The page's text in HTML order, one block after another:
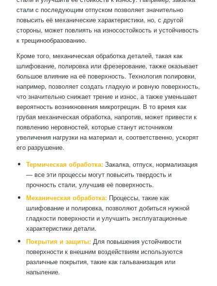
стали с последующим отпуском позволяет значительно
повысить её механические характеристики, но, с другой
стороны, может повлиять на износостойкость и устойчивость
к трещинообразованию.
Кроме того, механическая обработка деталей, такая как
шлифование, полировка или фрезерование, также оказывает
большое влияние на её поверхность. Технология полировки,
например, позволяет создать гладкую и ровную поверхность,
что значительно снижает трение и износ, а также уменьшает
вероятность возникновения микротрещин. В то время как
грубая механическая обработка, напротив, может привести к
появлению неровностей, которые станут источником
увеличения нагрузки на материал и, соответственно, ускорят
его разрушение.
Термическая обработка:Закалка, отпуск, нормализация
— все эти процессы могут повысить твердость и
прочность стали, улучшив её поверхность.
Механическая обработка:Процессы, такие как
шлифование и полировка, позволяют добиться нужной
гладкости поверхности и улучшить эксплуатационные
характеристики детали.
Покрытия и защиты:Для повышения устойчивости
поверхности к внешним воздействиям используются
различные покрытия, такие как гальванизация или
напыление.